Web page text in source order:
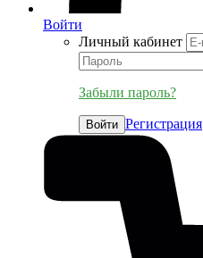
Войти
Личный кабинет
Забыли пароль?
Войти Регистрация